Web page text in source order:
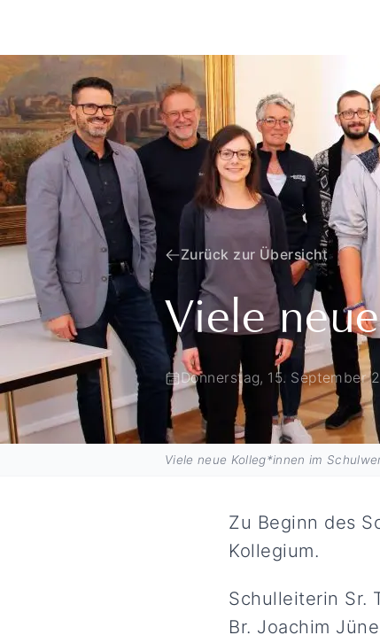
Zurück zur Übersicht
Viele
Donnerstag, 15. September
Viele neue Kolleg*innen im
Zu Beginn des
Kollegium.
Schulleiterin Sr.
Br. Joachim